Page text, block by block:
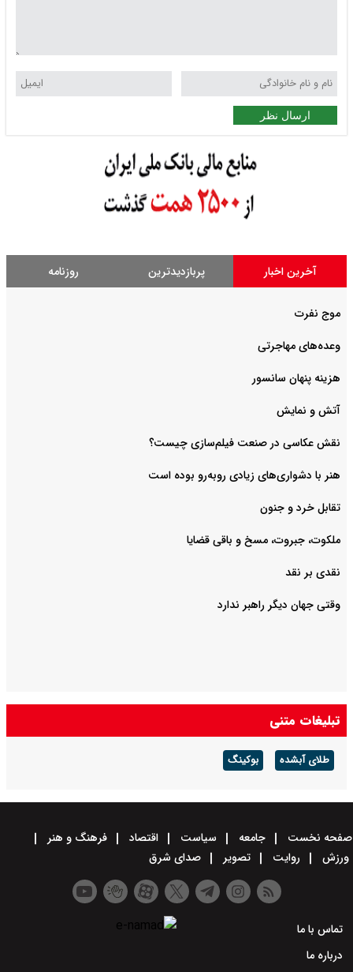
ارسال نظر
آخرین اخبار پربازدیدترین روزنامه
موج نفرت
وعده‌های مهاجرتی
هزینه پنهان سانسور
آتش و نمایش
هنر با دشواری‌های زیادی روبه‌رو بوده است
تقابل خرد و جنون
ملکوت، جبروت، مسخ و باقی قضایا
نقدی بر نقد
وقتی جهان دیگر راهبر ندارد
تبلیغات متنی
طلای آبشده بوکینگ
صفحه نخست جامعه سیاست اقتصاد
فرهنگ و هنر
ورزش
روایت تصویر صدای شرق
تماس با ما
درباره ما